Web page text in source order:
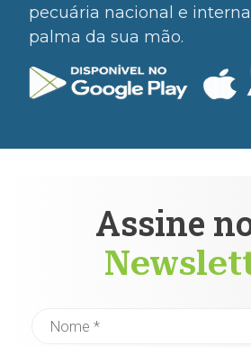
pecuária nacional e
palma da sua mão.
Assine